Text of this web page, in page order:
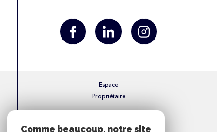
Espace
Propriétaire
Comme beaucoup, notre site